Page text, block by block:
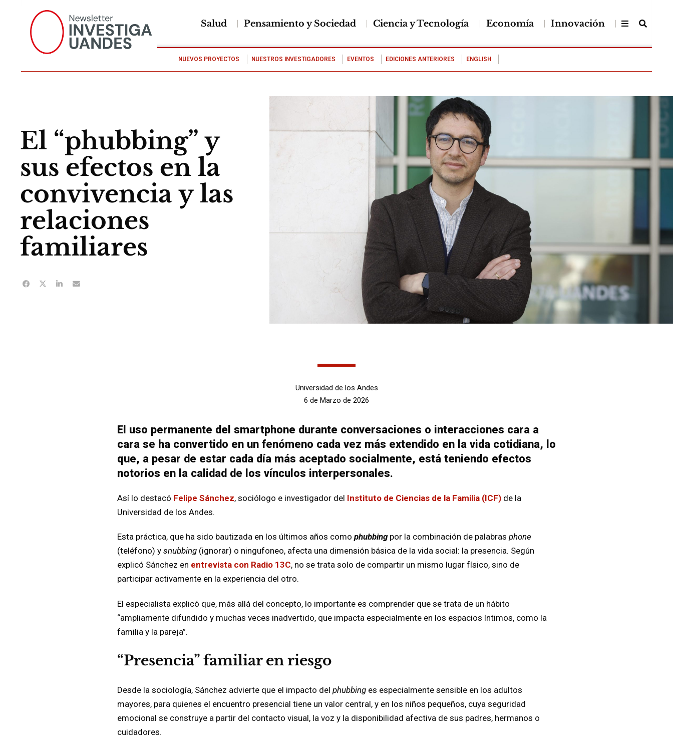
Salud Pensamiento y Sociedad Ciencia y Tecnología Economía Innovación
NUEVOS PROYECTOS NUESTROS INVESTIGADORES EVENTOS EDICIONES ANTERIORES ENGLISH
El “phubbing” y
sus efectos en la
convivencia y las
relaciones
familiares
Universidad de los Andes
6 de Marzo de 2026
El uso permanente del smartphone durante conversaciones o interacciones cara a
cara se ha convertido en un fenómeno cada vez más extendido en la vida cotidiana, lo
que, a pesar de estar cada día más aceptado socialmente, está teniendo efectos
notorios en la calidad de los vínculos interpersonales.
Así lo destacó Felipe Sánchez, sociólogo e investigador del Instituto de Ciencias de la Familia (ICF) de la
Universidad de los Andes.
Esta práctica, que ha sido bautizada en los últimos años como phubbingpor la combinación de palabras phone
(teléfono) y snubbing (ignorar) o ningufoneo, afecta una dimensión básica de la vida social: la presencia. Según
explicó Sánchez en entrevista con Radio 13C, no se trata solo de compartir un mismo lugar físico, sino de
participar activamente en la experiencia del otro.
El especialista explicó que, más allá del concepto, lo importante es comprender que se trata de un hábito
“ampliamente difundido y muchas veces inadvertido, que impacta especialmente en los espacios íntimos, como la
familia y la pareja”.
“Presencia” familiar en riesgo
Desde la sociología, Sánchez advierte que el impacto del phubbing es especialmente sensible en los adultos
mayores, para quienes el encuentro presencial tiene un valor central, y en los niños pequeños, cuya seguridad
emocional se construye a partir del contacto visual, la voz y la disponibilidad afectiva de sus padres, hermanos o
cuidadores.